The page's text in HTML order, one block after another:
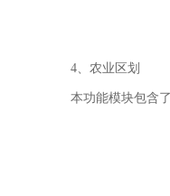
4、农业区划
本功能模块包含